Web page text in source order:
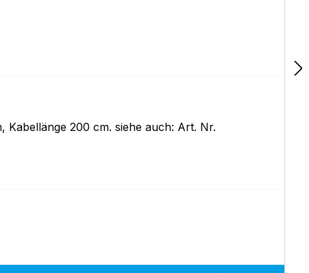
Kabellänge 200 cm. siehe auch: Art. Nr.